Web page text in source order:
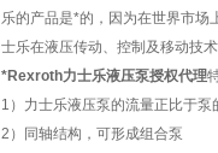
乐的产品是*的，因为在世界市场
士乐在液压传动、控制及移动技
*Rexroth力士乐液压泵授权代理
1）力士乐液压泵的流量正比于
2）同轴结构，可形成组合泵